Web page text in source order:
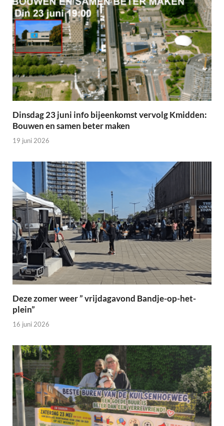
Dinsdag 23 juni info bijeenkomst vervolg Kmidden:
Bouwen en samen beter maken
19 juni 2026
Deze zomer weer ” vrijdagavond Bandje-op-het-
plein”
16 juni 2026